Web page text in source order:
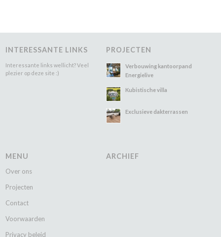
INTERESSANTE LINKS
Interessante links wellicht? Veel
plezier op deze site :)
PROJECTEN
Verbouwing kantoorpand
Energielive
Kubistische villa
Exclusieve dakterrassen
MENU
Over ons
Projecten
Contact
Voorwaarden
Privacy beleid
ARCHIEF